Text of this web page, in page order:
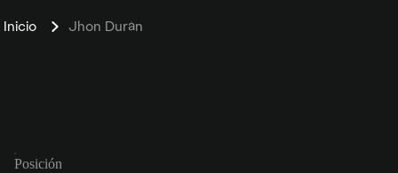
Inicio Jhon Durán
Posición